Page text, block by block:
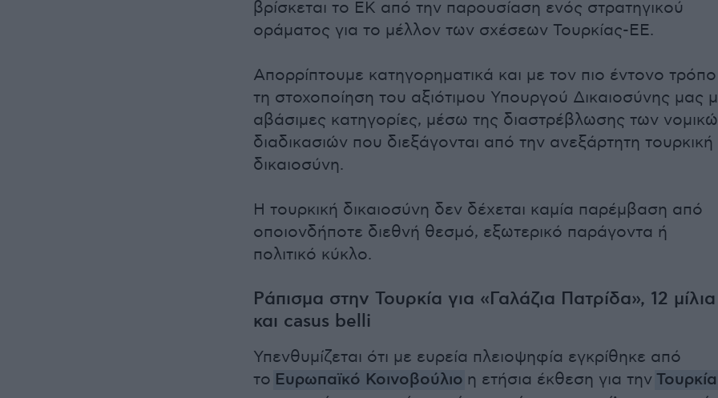
βρίσκεται το ΕΚ από την παρουσίαση ενός στρατηγικού
οράματος για το μέλλον των σχέσεων Τουρκίας-ΕΕ.
Απορρίπτουμε κατηγορηματικά και με τον πιο έντονο τρόπο
τη στοχοποίηση του αξιότιμου Υπουργού Δικαιοσύνης μας
αβάσιμες κατηγορίες, μέσω της διαστρέβλωσης των
διαδικασιών που διεξάγονται από την ανεξάρτητη τουρκική
δικαιοσύνη.
Η τουρκική δικαιοσύνη δεν δέχεται καμία παρέμβαση από
οποιονδήποτε διεθνή θεσμό, εξωτερικό παράγοντα ή
πολιτικό κύκλο.
Ράπισμα στην Τουρκία για «Γαλάζια Πατρίδα», 12 μίλια
και casus belli
Υπενθυμίζεται ότι με ευρεία πλειοψηφία εγκρίθηκε από
το Ευρωπαϊκό Κοινοβούλιο η ετήσια έκθεση για την Τουρκία